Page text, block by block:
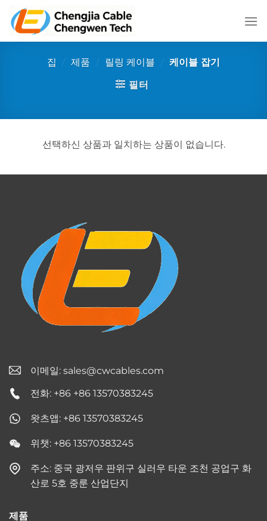
집 / 제품 / 릴링 케이블 / 케이블 잡기
필터
선택하신 상품과 일치하는 상품이 없습니다.
이메일: sales@cwcables.com
전화: +86 +86 13570383245
왓츠앱: +86 13570383245
위챗: +86 13570383245
주소: 중국 광저우 판위구 실러우 타운 조천 공업구 화
산로 5호 중룬 산업단지
제품